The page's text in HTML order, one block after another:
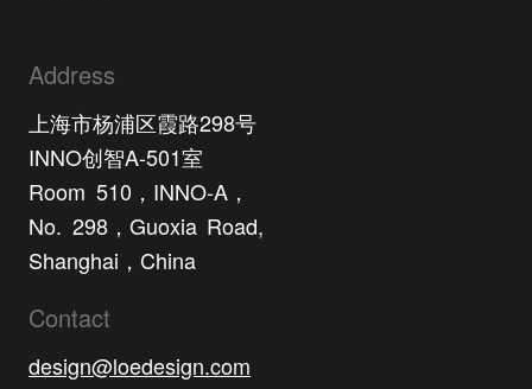
Address
上海市杨浦区霞路298号
INNO创智A-501室
Room 510，INNO-A，
No. 298，Guoxia Road,
Shanghai，China
Contact
design@loedesign.com